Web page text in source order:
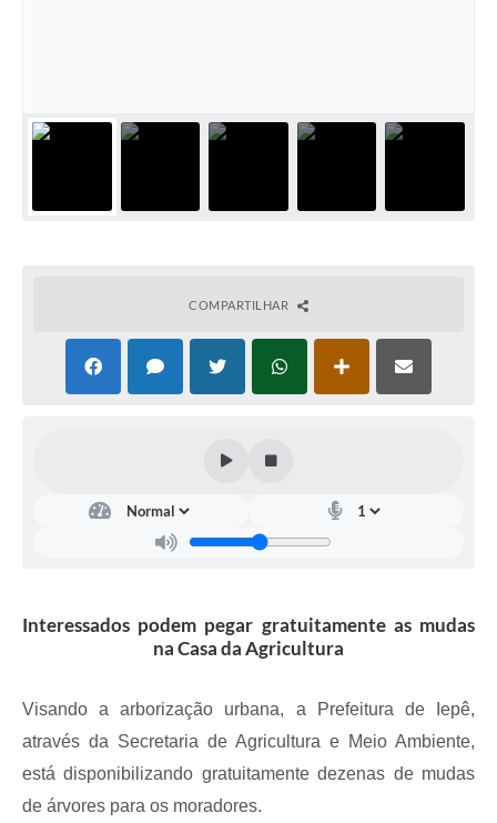
Legislação
Acessibilidade
Secretarias
A Prefeitura
Serviço de Informação ao Cidadão (SIC)
COMPARTILHAR
Interessados podem pegar gratuitamente as mudas
na Casa da Agricultura
Visando a arborização urbana, a Prefeitura de Iepê,
através da Secretaria de Agricultura e Meio Ambiente,
está disponibilizando gratuitamente dezenas de mudas
de árvores para os moradores.